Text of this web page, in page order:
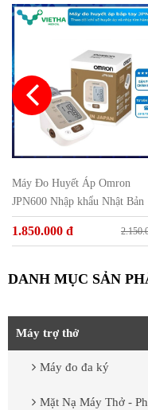
Máy Đo Huyết Áp Omron
JPN600 Nhập khẩu Nhật Bản
1.850.000 đ
DANH MỤC SẢN
Máy trợ thở
Máy đo đa ký
Mặt Nạ Máy Thở -